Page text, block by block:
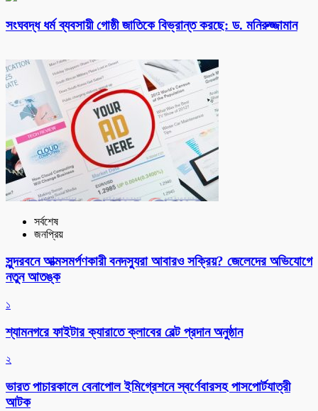
সংঘবদ্ধ ধর্ম ব্যবসায়ী গোষ্ঠী জাতিকে বিভ্রান্ত করছে: ড. মনিরুজ্জামান
সর্বশেষ
জনপ্রিয়
সুন্দরবনে আত্মসমর্পণকারী বনদস্যুরা আবারও সক্রিয়? জেলেদের অভিযোগে
নতুন আতঙ্ক
১
শ্যামনগরে ফাইটার ক্যারাতে ক্লাবের বেল্ট প্রদান অনুষ্ঠান
২
ভারত পাচারকালে বেনাপোল ইমিগ্রেশনে স্বর্ণেবারসহ পাসপোর্টযাত্রী
আটক